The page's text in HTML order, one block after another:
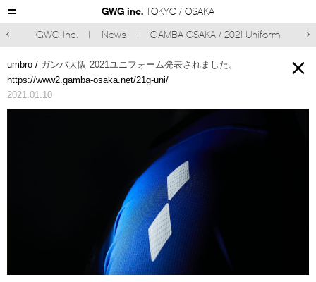
GWG inc. TOKYO / OSAKA
GWG Inc.
News GAMBA OSAKA / 2021 Uniform
umbro / ガンバ大阪 2021ユニフォーム発表されました。
https://www2.gamba-osaka.net/21g-uni/
2021.01.10

 